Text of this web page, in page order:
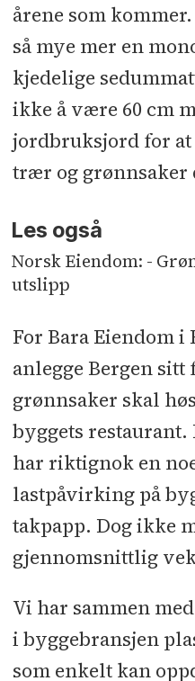
årene som
så mye mer en
kjedelige
ikke å være 60 cm
jordbruksjord for at
trær og grønnsaker
Les også
Norsk Eiendom: -
utslipp
For Bara Eiendom i
anlegge Bergen sitt
grønnsaker skal
byggets
har riktignok en
lastpåvirking på
takpapp. Dog ikke
gjennomsnittlig
Vi har sammen
i byggebransjen
som enkelt kan